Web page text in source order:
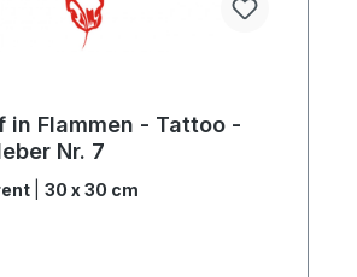
in Flammen - Tattoo -
Nr. 7
30 x 30 cm